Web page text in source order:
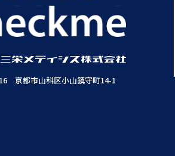
京都市山科区小山鎮守町14-1